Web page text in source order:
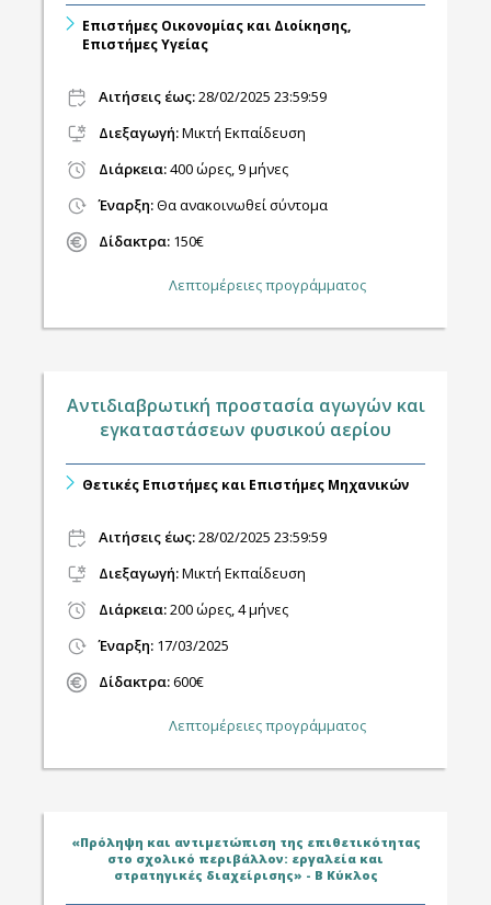
Επιστήμες Οικονομίας και Διοίκησης,
Επιστήμες Υγείας
Αιτήσεις έως:28/02/2025 23:59:59
Διεξαγωγή:Μικτή Εκπαίδευση
Διάρκεια:400 ώρες, 9 μήνες
Έναρξη:Θα ανακοινωθεί σύντομα
Δίδακτρα: 150€
Λεπτομέρειες προγράμματος
Αντιδιαβρωτική προστασία αγωγών και
εγκαταστάσεων φυσικού αερίου
Θετικές Επιστήμες και Επιστήμες Μηχανικών
Αιτήσεις έως:28/02/2025 23:59:59
Διεξαγωγή:Μικτή Εκπαίδευση
Διάρκεια:200 ώρες, 4 μήνες
Έναρξη: 17/03/2025
Δίδακτρα:600€
Λεπτομέρειες προγράμματος
«Πρόληψη και αντιμετώπιση της επιθετικότητας
στο σχολικό περιβάλλον: εργαλεία και
στρατηγικές διαχείρισης» - Β Κύκλος